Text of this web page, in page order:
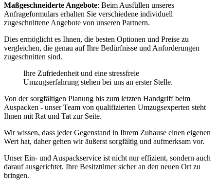
Maßgeschneiderte Angebote: Beim Ausfüllen unseres
Anfrageformulars erhalten Sie verschiedene individuell
zugeschnittene Angebote von unseren Partnern.
Dies ermöglicht es Ihnen, die besten Optionen und Preise zu
vergleichen, die genau auf Ihre Bedürfnisse und Anforderungen
zugeschnitten sind.
Ihre Zufriedenheit und eine stressfreie
Umzugserfahrung stehen bei uns an erster Stelle.
Von der sorgfältigen Planung bis zum letzten Handgriff beim
Auspacken - unser Team von qualifizierten Umzugsexperten steht
Ihnen mit Rat und Tat zur Seite.
Wir wissen, dass jeder Gegenstand in Ihrem Zuhause einen eigenen
Wert hat, daher gehen wir äußerst sorgfältig und aufmerksam vor.
Unser Ein- und Auspackservice ist nicht nur effizient, sondern auch
darauf ausgerichtet, Ihre Besitztümer sicher an den neuen Ort zu
bringen.